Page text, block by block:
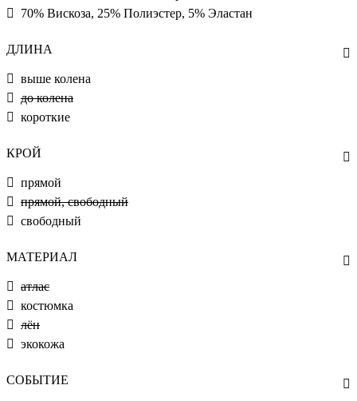
70% Вискоза, 25% Полиэстер, 5% Эластан
ДЛИНА
выше колена
до колена
короткие
КРОЙ
прямой
прямой, свободный
свободный
МАТЕРИАЛ
атлас
костюмка
лён
экокожа
СОБЫТИЕ